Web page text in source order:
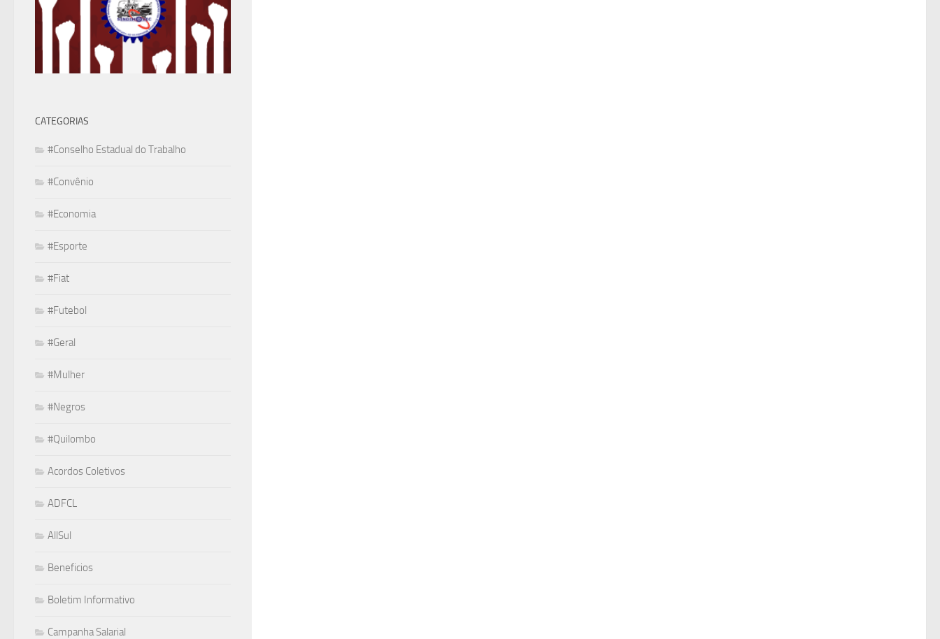
CATEGORIAS
#Conselho Estadual do Trabalho
#Convênio
#Economia
#Esporte
#Fiat
#Futebol
#Geral
#Mulher
#Negros
#Quilombo
Acordos Coletivos
ADFCL
AllSul
Beneficios
Boletim Informativo
Campanha Salarial